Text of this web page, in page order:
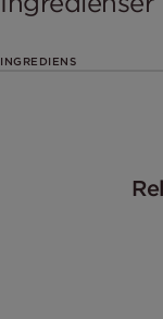
INGREDIENS